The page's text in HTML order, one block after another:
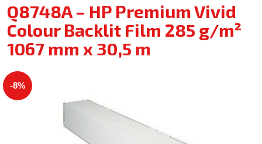
Q8748A – HP Premium Vivid
Colour Backlit Film 285 g/m²
1067 mm x 30,5 m
-8%